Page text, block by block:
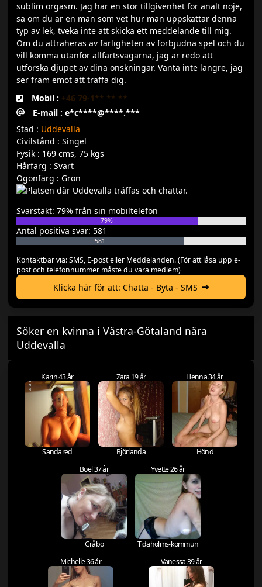
sublim orgasm. Jag har en stor tillgivenhet for analt noje,
sa om du ar en man som vet hur man uppskattar denna
typ av lek, tveka inte att skicka ett meddelande till mig.
Om du attraheras av farligheten av forbjudna spel och du
vill komma utanfor allfartsvagarna, jag ar redo att
utforska djupet av dina onskningar. Vanta inte langre, jag
ser fram emot att traffa dig.
Mobil : +46 79-1** ** **
E-mail : e*c****@****.***
Stad : Uddevalla
Civilstånd : Singel
Fysik : 169 cms, 75 kgs
Hårfärg : Svart
Ögonfärg : Grön
Svarstakt: 79% från sin mobiltelefon
79%
Antal positiva svar: 581
581
Kontaktbar via: SMS, E-post eller Meddelanden. (För att låsa upp e-
post och telefonnummer måste du vara medlem)
Klicka här för att: Chatta - Byta - SMS
Söker en kvinna i Västra-Götaland nära
Uddevalla
Karin 43 år
Sandared
Zara 19 år
Björlanda
Henna 34 år
Hönö
Boel 37 år
Gråbo
Yvette 26 år
Tidaholms-kommun
Michelle 36 år
Vanessa 39 år